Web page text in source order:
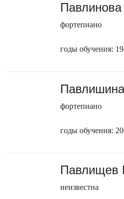
фортепиано
годы обучения:
фортепиано
годы обучения:
Павлищев
неизвестна